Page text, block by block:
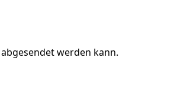
werden kann.